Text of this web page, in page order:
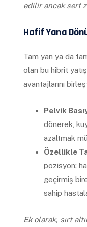
edilir ancak sert
Hafif Yana
Tam yan ya da
olan bu hibrit
avantajlarını
Pelvik
dönerek,
azaltmak
Özellikle
pozisyon;
geçirmiş
sahip
Ek olarak, sırt